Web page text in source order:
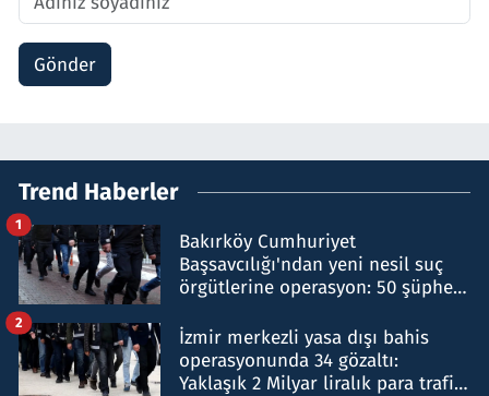
Gönder
Trend Haberler
Bakırköy Cumhuriyet
Başsavcılığı'ndan yeni nesil suç
örgütlerine operasyon: 50 şüpheli
1
İzmir merkezli yasa dışı bahis
operasyonunda 34 gözaltı:
Yaklaşık 2 Milyar liralık para trafiği
2